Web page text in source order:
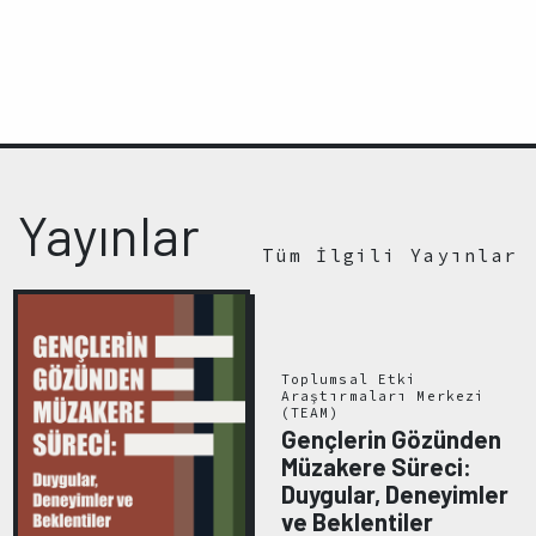
Yayınlar Tüm İlgili Yayınlar
Toplumsal Etki
Araştırmaları Merkezi
(TEAM)
Gençlerin Gözünden
Müzakere Süreci:
Duygular, Deneyimler
ve Beklentiler